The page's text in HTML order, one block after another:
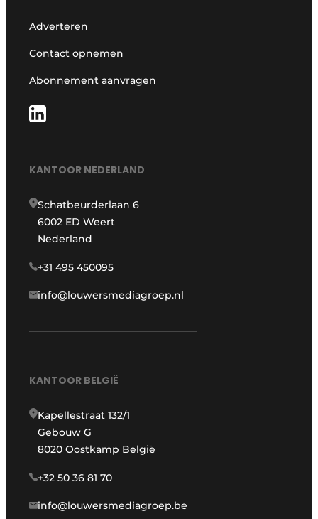
Adverteren
Contact opnemen
Abonnement aanvragen
KANTOOR NEDERLAND
Schatbeurderlaan 6
6002 ED Weert
Nederland
+31 495 450095
info@louwersmediagroep.nl
KANTOOR BELGIË
Kapellestraat 132/1
Gebouw G
8020 Oostkamp België
+32 50 36 81 70
info@louwersmediagroep.be